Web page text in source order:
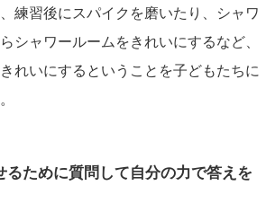
練習後にスパイクを磨いたり、シャワ
シャワールームをきれいにするなど、
れいにするということを子どもたちに
るために質問して自分の力で答えを